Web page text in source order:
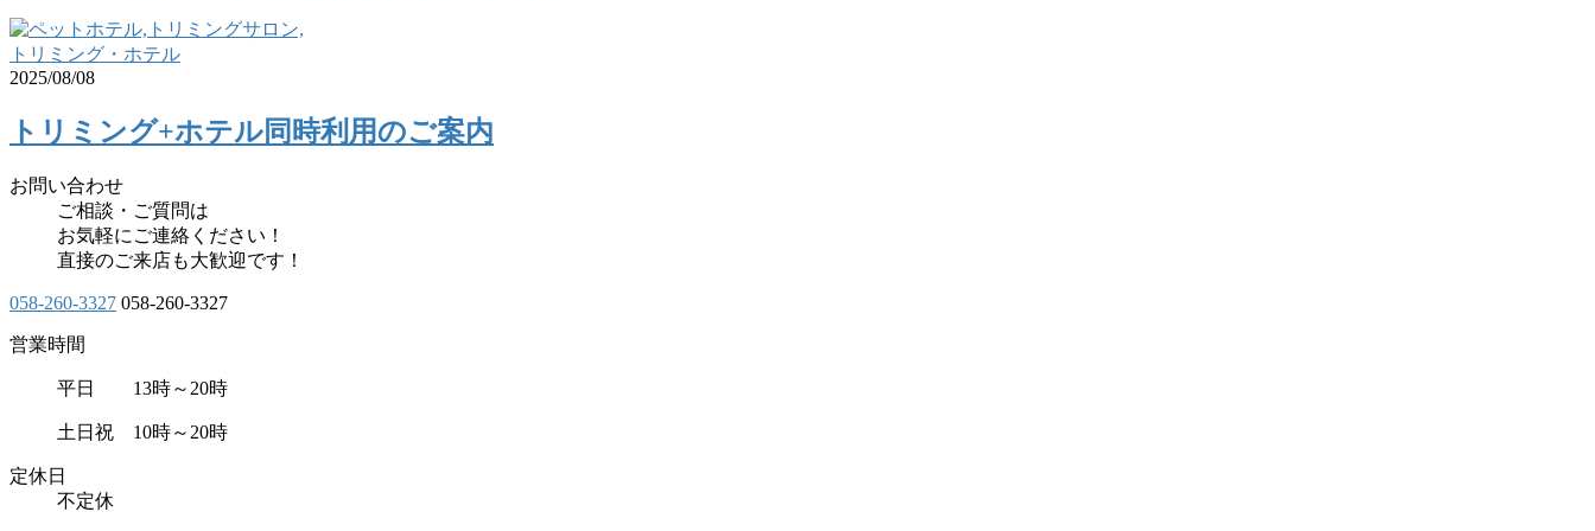
トリミング・ホテル
2025/08/08
トリミング+ホテル同時利用のご案内
お問い合わせ
ご相談・ご質問は
お気軽にご連絡ください！
直接のご来店も大歓迎です！
058-260-3327 058-260-3327
営業時間
平日 13時～20時
土日祝 10時～20時
定休日
不定休